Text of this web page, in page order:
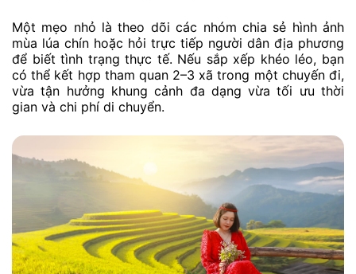
Một mẹo nhỏ là theo dõi các nhóm chia sẻ hình ảnh
mùa lúa chín hoặc hỏi trực tiếp người dân địa phương
để biết tình trạng thực tế. Nếu sắp xếp khéo léo, bạn
có thể kết hợp tham quan 2–3 xã trong một chuyến đi,
vừa tận hưởng khung cảnh đa dạng vừa tối ưu thời
gian và chi phí di chuyển.